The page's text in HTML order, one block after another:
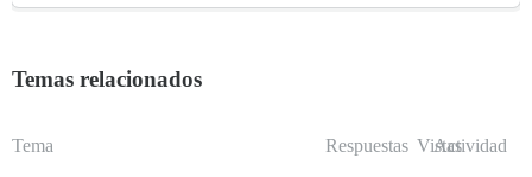
Temas relacionados
Tema Respuestas Vistas
Actividad